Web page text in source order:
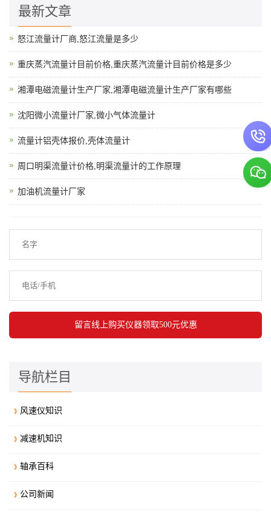
最新文章
怒江流量计厂商,怒江流量是多少
重庆蒸汽流量计目前价格,重庆蒸汽流量计目前价格是多少
湘潭电磁流量计生产厂家,湘潭电磁流量计生产厂家有哪些
沈阳微小流量计厂家,微小气体流量计
流量计铝壳体报价,壳体流量计
周口明渠流量计价格,明渠流量计的工作原理
加油机流量计厂家
导航栏目
风速仪知识
减速机知识
轴承百科
公司新闻